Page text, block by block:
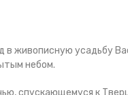
живописную усадьбу
небом.
спускающемуся к